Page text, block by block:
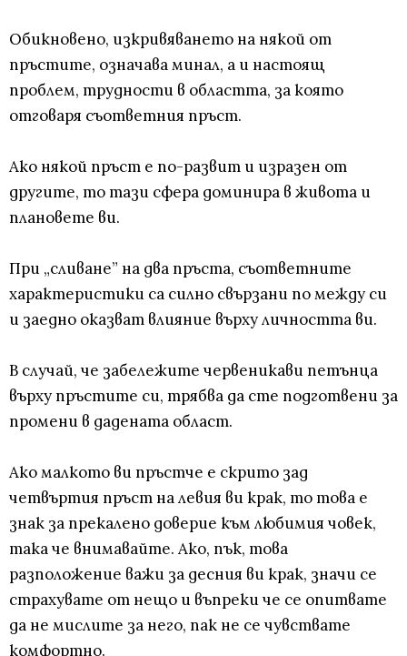
Обикновено, изкривяването на някой от
пръстите, означава минал, а и настоящ
проблем, трудности в областта, за която
отговаря съответния пръст.
Ако някой пръст е по-развит и изразен от
другите, то тази сфера доминира в живота и
плановете ви.
При „сливане” на два пръста, съответните
характеристики са силно свързани по между си
и заедно оказват влияние върху личността ви.
В случай, че забележите червеникави петънца
върху пръстите си, трябва да сте подготвени за
промени в дадената област.
Ако малкото ви пръстче е скрито зад
четвъртия пръст на левия ви крак, то това е
знак за прекалено доверие към любимия човек,
така че внимавайте. Ако, пък, това
разположение важи за десния ви крак, значи се
страхувате от нещо и въпреки че се опитвате
да не мислите за него, пак не се чувствате
комфортно.